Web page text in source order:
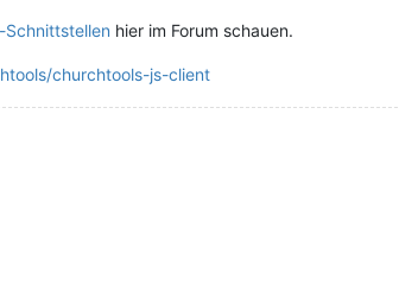
Schnittstellen hier im Forum schauen.
churchtools-js-client